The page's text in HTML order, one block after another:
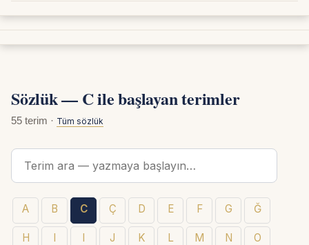
Sözlük — C ile başlayan terimler
55 terim · Tüm sözlük
A B C Ç D E F G Ğ
H I I J K L M N O